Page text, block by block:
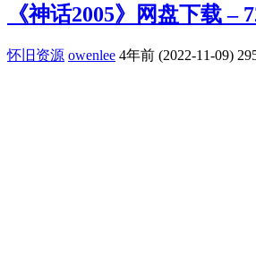
《神话2005》网盘下载 –
怀旧资源 owenlee 4年前 (2022-11-09)